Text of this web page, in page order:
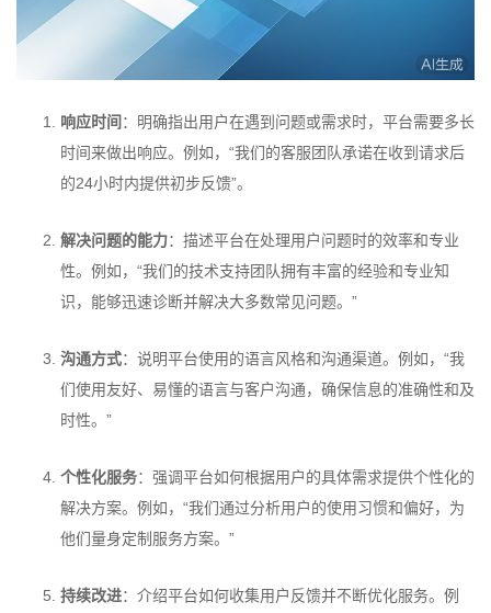
响应时间 ：明确指出用户在遇到问题或需求时，平台需要多长
时间来做出响应。例如，“我们的客服团队承诺在收到请求后
的24小时内提供初步反馈”。
解决问题的能力：描述平台在处理用户问题时的效率和专业
性。例如，“我们的技术支持团队拥有丰富的经验和专业知
识，能够迅速诊断并解决大多数常见问题。”
沟通方式：说明平台使用的语言风格和沟通渠道。例如，“我
们使用友好、易懂的语言与客户沟通，确保信息的准确性和及
时性。”
个性化服务：强调平台如何根据用户的具体需求提供个性化的
解决方案。例如，“我们通过分析用户的使用习惯和偏好，为
他们量身定制服务方案。”
持续改进：介绍平台如何收集用户反馈并不断优化服务。例